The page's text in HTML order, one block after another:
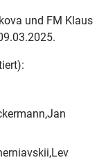
und FM Klaus